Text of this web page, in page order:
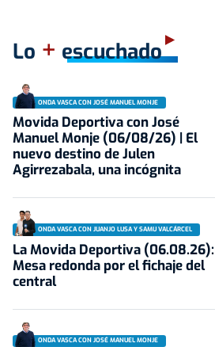
Lo + escuchado
ONDA VASCA CON JOSÉ MANUEL MONJE
Movida Deportiva con José
Manuel Monje (06/08/26) | El
nuevo destino de Julen
Agirrezabala, una incógnita
ONDA VASCA CON JUANJO LUSA Y SAMU VALCÁRCEL
La Movida Deportiva (06.08.26):
Mesa redonda por el fichaje del
central
ONDA VASCA CON JOSÉ MANUEL MONJE